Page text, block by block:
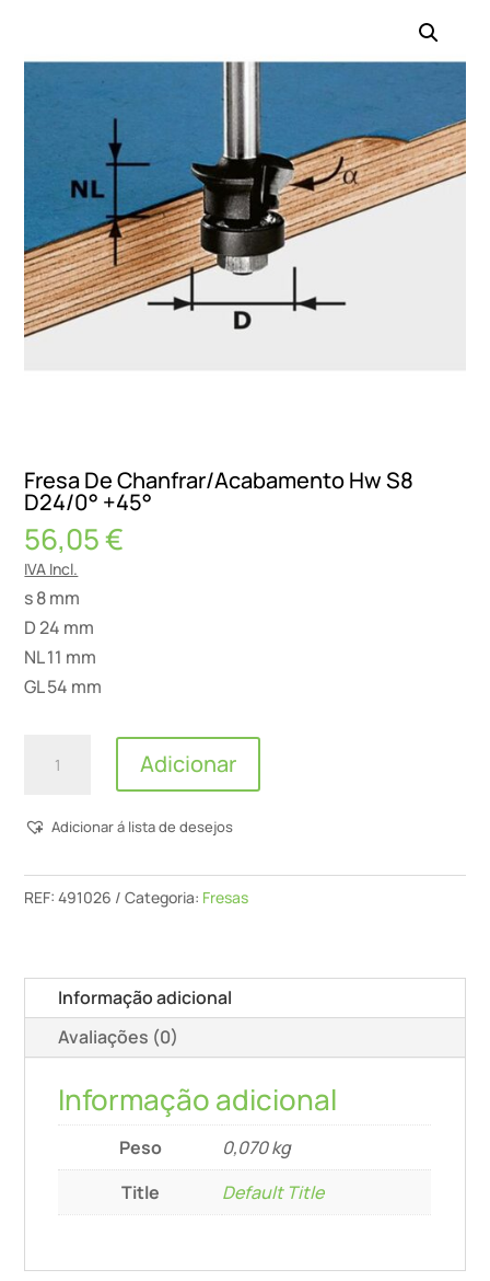
Fresa De Chanfrar/Acabamento Hw S8
D24/0° +45°
56,05€
IVA Incl.
s 8 mm
D 24 mm
NL 11 mm
GL 54 mm
Quantidade
De
Hw
+45°
Adicionar
Adicionar á lista de desejos
REF:491026 Categoria: Fresas
Informação adicional
Avaliações (0)
Informação adicional
Peso
0,070 kg
Title
Default Title